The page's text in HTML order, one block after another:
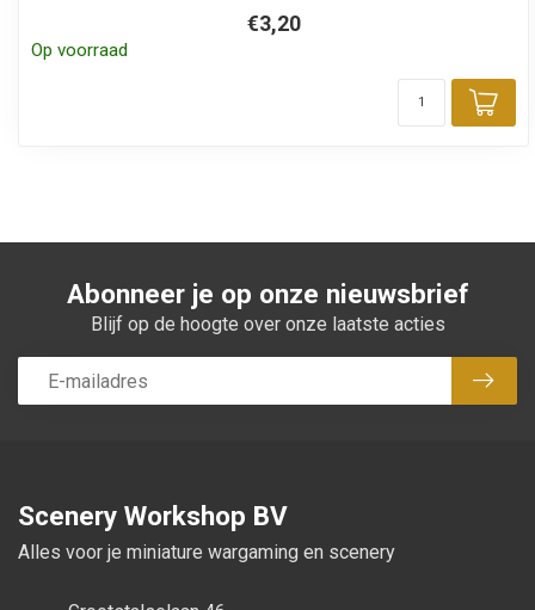
€3,20
Op voorraad
Abonneer je op onze nieuwsbrief
Blijf op de hoogte over onze laatste acties
Scenery Workshop BV
Alles voor je miniature wargaming en scenery